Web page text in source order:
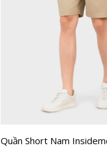
Quần Short Nam